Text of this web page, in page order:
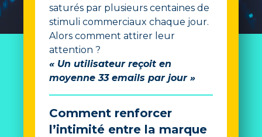
saturés par plusieurs centaines de
stimuli commerciaux chaque jour.
Alors comment attirer leur
attention ?
« Un utilisateur reçoit en
moyenne 33 emails par jour »
Comment renforcer
l’intimité entre la marque